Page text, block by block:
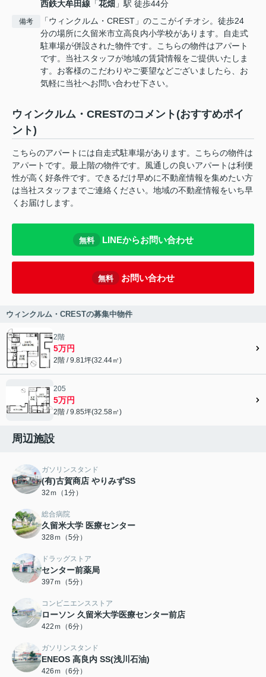
西鉄大牟田線 「花畑 」駅 徒歩44分
備考
「ウィンクルム・CREST」のここがイチオシ。徒歩24
分の場所に久留米市立高良内小学校があります。自走式
駐車場が併設された物件です。こちらの物件はアパート
です。当社スタッフが地域の賃貸情報をご提供いたしま
す。お客様のこだわりやご要望などございましたら、お
気軽に当社へお問い合わせ下さい。
ウィンクルム・CRESTのコメント(おすすめポイ
ント)
こちらのアパートには自走式駐車場があります。こちらの物件は
アパートです。最上階の物件です。風通しの良いアパートは利便
性が高く好条件です。できるだけ早めに不動産情報を集めたい方
は当社スタッフまでご連絡ください。地域の不動産情報をいち早
くお届けします。
無料 LINEからお問い合わせ
無料 お問い合わせ
ウィンクルム・CRESTの募集中物件
2階
5万円
2階 / 9.81坪(32.44㎡)
205
5万円
2階 / 9.85坪(32.58㎡)
周辺施設
ガソリンスタンド
(有)古賀商店 やりみずSS
32ｍ（1分）
総合病院
久留米大学 医療センター
328ｍ（5分）
ドラッグストア
センター前薬局
397ｍ（5分）
コンビニエンスストア
ローソン 久留米大学医療センター前店
422ｍ（6分）
ガソリンスタンド
ENEOS 高良内 SS(浅川石油)
426ｍ（6分）